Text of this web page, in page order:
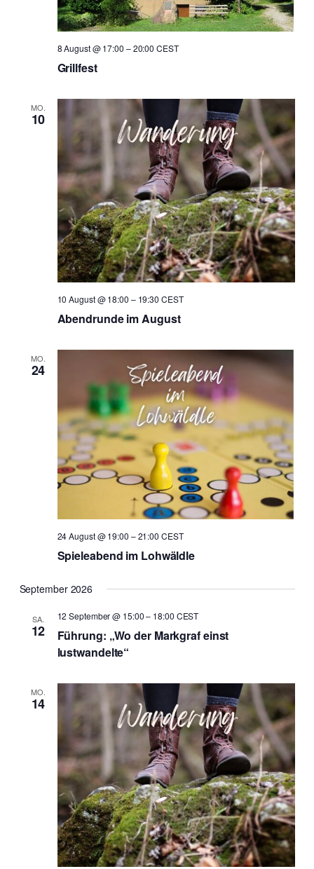
8 August @ 17:00 –20:00 CEST
Grillfest
MO.
10
10 August @ 18:00 – 19:30 CEST
Abendrunde im August
MO.
24
24 August @ 19:00 –21:00 CEST
Spieleabend im Lohwäldle
September 2026
SA.
12
12 September @ 15:00– 18:00 CEST
Führung: „Wo der Markgraf einst
lustwandelte“
MO.
14